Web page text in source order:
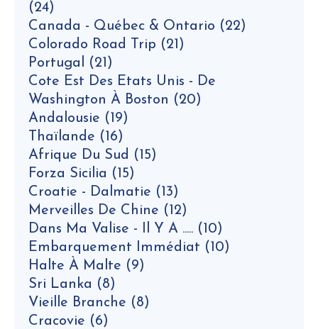
(24)
Canada - Québec & Ontario (22)
Colorado Road Trip (21)
Portugal (21)
Cote Est Des Etats Unis - De
Washington À Boston (20)
Andalousie (19)
Thaïlande (16)
Afrique Du Sud (15)
Forza Sicilia (15)
Croatie - Dalmatie (13)
Merveilles De Chine (12)
Dans Ma Valise - Il Y A ..... (10)
Embarquement Immédiat (10)
Halte À Malte (9)
Sri Lanka (8)
Vieille Branche (8)
Cracovie (6)